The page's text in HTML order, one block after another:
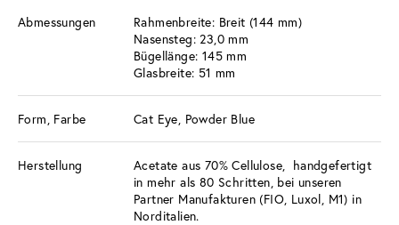
Abmessungen
Rahmenbreite: Breit (144 mm)
Nasensteg: 23,0 mm
Bügellänge: 145 mm
Glasbreite: 51 mm
Form, Farbe Cat Eye, Powder Blue
Herstellung
Acetate aus 70% Cellulose, handgefertigt
in mehr als 80 Schritten, bei unseren
Partner Manufakturen (FIO, Luxol, M1) in
Norditalien.